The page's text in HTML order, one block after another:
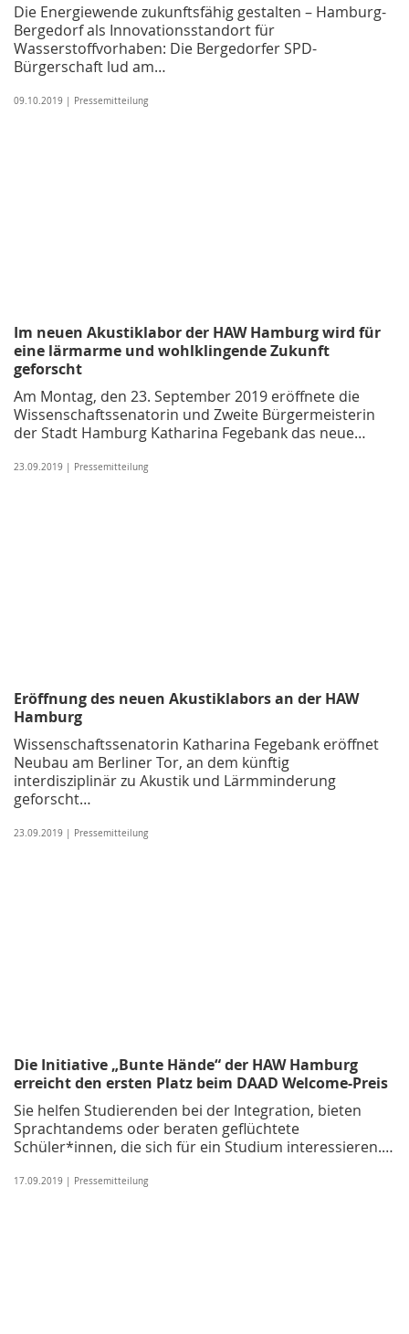
Die Energiewende zukunftsfähig gestalten – Hamburg-
Bergedorf als Innovationsstandort für
Wasserstoffvorhaben: Die Bergedorfer SPD-
Bürgerschaft lud am…
09.10.2019 | Pressemitteilung
Im neuen Akustiklabor der HAW Hamburg wird für
eine lärmarme und wohlklingende Zukunft
geforscht
Am Montag, den 23. September 2019 eröffnete die
Wissenschaftssenatorin und Zweite Bürgermeisterin
der Stadt Hamburg Katharina Fegebank das neue…
23.09.2019 | Pressemitteilung
Eröffnung des neuen Akustiklabors an der HAW
Hamburg
Wissenschaftssenatorin Katharina Fegebank eröffnet
Neubau am Berliner Tor, an dem künftig
interdisziplinär zu Akustik und Lärmminderung
geforscht…
23.09.2019 | Pressemitteilung
Die Initiative „Bunte Hände“ der HAW Hamburg
erreicht den ersten Platz beim DAAD Welcome-Preis
Sie helfen Studierenden bei der Integration, bieten
Sprachtandems oder beraten geflüchtete
Schüler*innen, die sich für ein Studium interessieren.…
17.09.2019 | Pressemitteilung